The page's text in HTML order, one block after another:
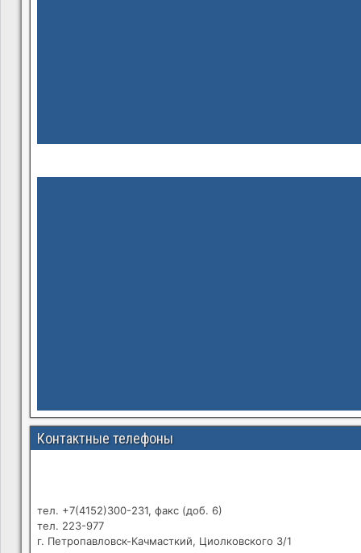
Контактные телефоны
тел. +7(4152)300-231, факс (доб. 6)
тел. 223-977
г. Петропавловск-Качмасткий, Циолковского 3/1